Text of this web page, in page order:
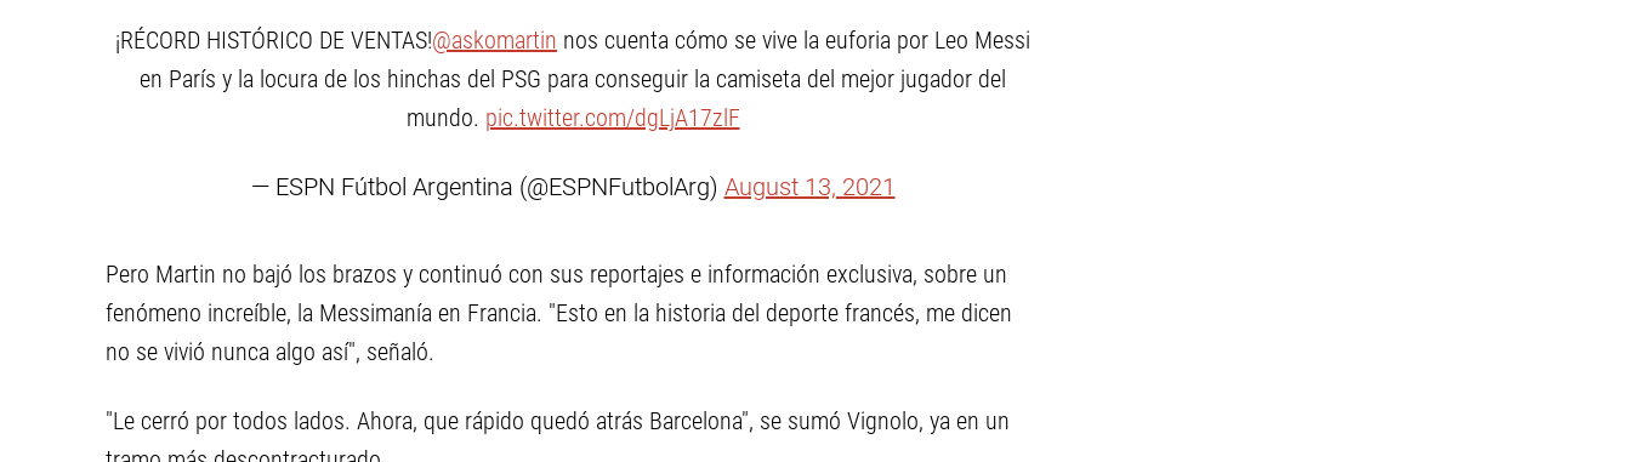
¡RÉCORD HISTÓRICO DE VENTAS!@askomartin nos cuenta cómo se vive la euforia por Leo Messi
en París y la locura de los hinchas del PSG para conseguir la camiseta del mejor jugador del
mundo. pic.twitter.com/dgLjA17zlF
— ESPN Fútbol Argentina (@ESPNFutbolArg) August 13, 2021
Pero Martin no bajó los brazos y continuó con sus reportajes e información exclusiva, sobre un
fenómeno increíble, la Messimanía en Francia. "Esto en la historia del deporte francés, me dicen
no se vivió nunca algo así", señaló.
"Le cerró por todos lados. Ahora, que rápido quedó atrás Barcelona", se sumó Vignolo, ya en un